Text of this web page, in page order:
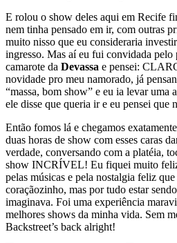
E rolou o show deles aqui em Recife
nem tinha pensado em ir, com outras
muito nisso que eu consideraria
ingresso. Mas aí eu fui convidada pelo
camarote da Devassa e pensei:
novidade pro meu namorado, já
“massa, bom show” e eu ia levar uma
ele disse que queria ir e eu pensei que
Então fomos lá e chegamos
duas horas de show com esses caras
verdade, conversando com a platéia,
show INCRÍVEL! Eu fiquei muito
pelas músicas e pela nostalgia feliz
coraçãozinho, mas por tudo estar
imaginava. Foi uma experiência
melhores shows da minha vida. Sem
Backstreet’s back alright!